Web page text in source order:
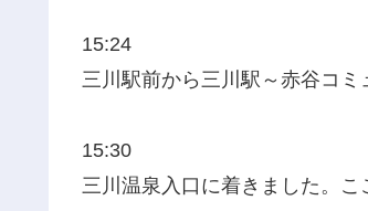
15:24
三川駅前から三川駅～赤谷コミ
15:30
三川温泉入口に着きました。こ